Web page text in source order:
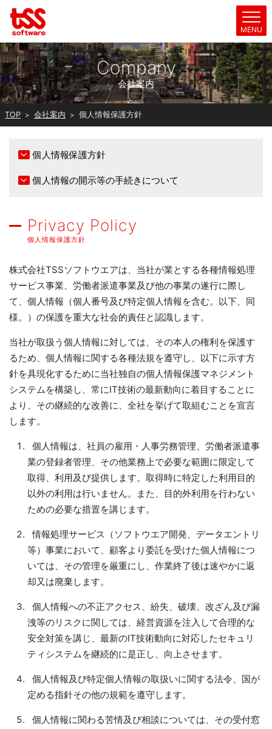
Company
会社案内
TOP 会社案内 個人情報保護方針
個人情報保護方針
個人情報の開示等の手続きについて
Privacy Policy
個人情報保護方針
株式会社TSSソフトウエアは、当社が業とする各種情報処理
サービス事業、労働者派遣事業及び他の事業の遂行に際し
て、個人情報（個人番号及び特定個人情報を含む。以下、同
様。）の保護を重大な社会的責任と認識します。
当社が取扱う個人情報に対しては、その本人の権利を保護す
るため、個人情報に関する各種法規を遵守し、以下に示す方
針を具現化するために当社独自の個人情報保護マネジメント
システムを構築し、常にIT技術の最新動向に着目することに
より、その継続的な改善に、全社を挙げて取組むことを宣言
します。
個人情報は、社員の雇用・人事労務管理、労働者派遣事
業の登録者管理、その他業務上で必要な範囲に限定して
取得、利用及び提供します。取得時に特定した利用目的
以外の利用は行いません。また、目的外利用を行わない
ための必要な措置を講じます。
情報処理サービス（ソフトウエア開発、データエントリ
等）事業において、顧客より委託を受けた個人情報につ
いては、その管理を厳重にし、作業終了後は速やかに返
却又は廃棄します。
個人情報への不正アクセス、紛失、破壊、改ざん及び漏
洩等のリスクに関しては、経営資源を注入して合理的な
安全対策を講じ、最新のIT技術動向に対応したセキュリ
ティシステムを継続的に是正し、向上させます。
個人情報及び特定個人情報の取扱いに関する法令、国が
定める指針その他の規範を遵守します。
個人情報に関わる苦情及び相談については、その受付窓